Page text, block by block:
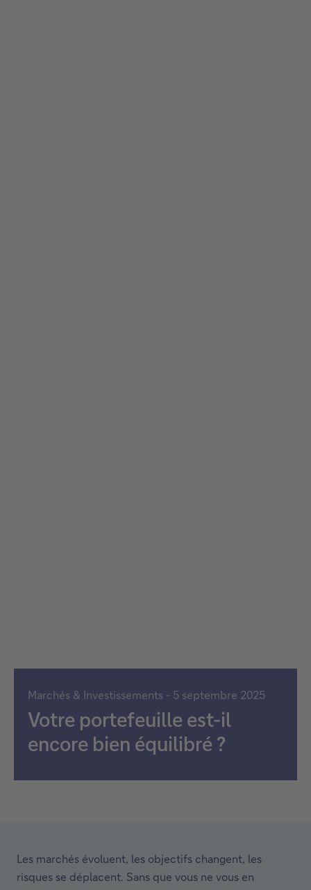
Marchés & Investissements - 5 septembre 2025
Votre portefeuille est-il
encore bien équilibré ?
Les marchés évoluent, les objectifs changent, les
risques se déplacent. Sans que vous ne vous en